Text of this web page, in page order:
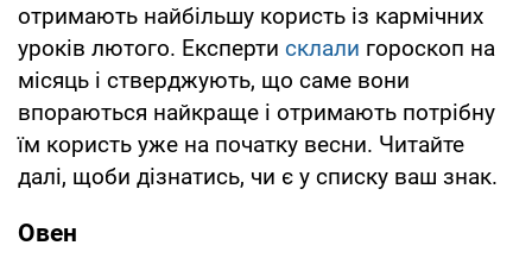
отримають найбільшу користь із кармічних
уроків лютого. Експерти склали гороскоп на
місяць і стверджують, що саме вони
впораються найкраще і отримають потрібну
їм користь уже на початку весни. Читайте
далі, щоби дізнатись, чи є у списку ваш знак.
Овен